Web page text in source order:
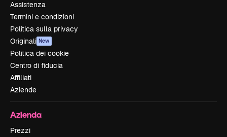
Assistenza
Termini e condizioni
Politica sulla privacy
Originali New
Politica dei cookie
Centro di fiducia
Affiliati
Aziende
Azienda
Prezzi